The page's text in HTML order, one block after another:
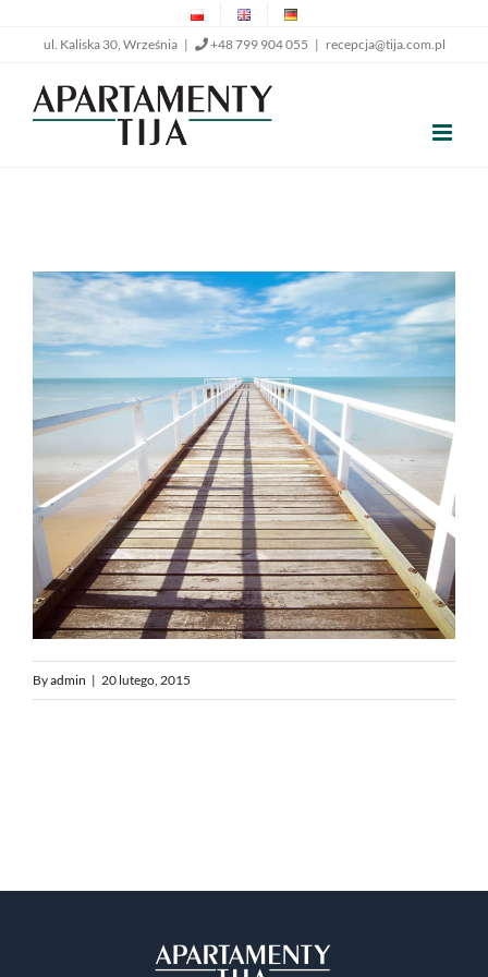
zawartości
ul. Kaliska 30, Września | +48 799 904 055 | recepcja@tija.com.pl
Byadmin | 20 lutego, 2015